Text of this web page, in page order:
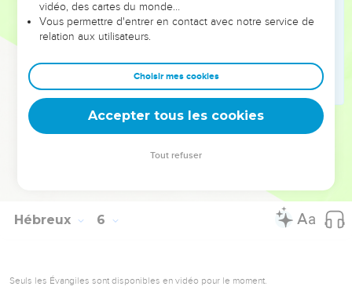
Alors que vous devriez avec le temps être des
enseignants, vous en êtes au point d’avoir besoin qu'on vous
enseigne les éléments de base de la révélation de Dieu ;
vous en êtes arrivés à avoir besoin de lait et non d'une
nourriture solide.
Or celui qui en est au lait est inexpérimenté dans la parole
de justice, car il est un petit enfant.
Mais la nourriture solide est pour les adultes, pour ceux
Hébreux 6
Seuls les Évangiles sont disponibles en vidéo pour le moment.
vidéo, des cartes du monde…
Vous permettre d'entrer en contact avec notre service de
relation aux utilisateurs.
Choisir mes cookies
Accepter tous les cookies
Tout refuser